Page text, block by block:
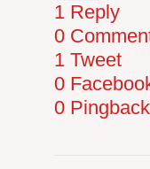
1 Reply
0
1 Tweet
0
0